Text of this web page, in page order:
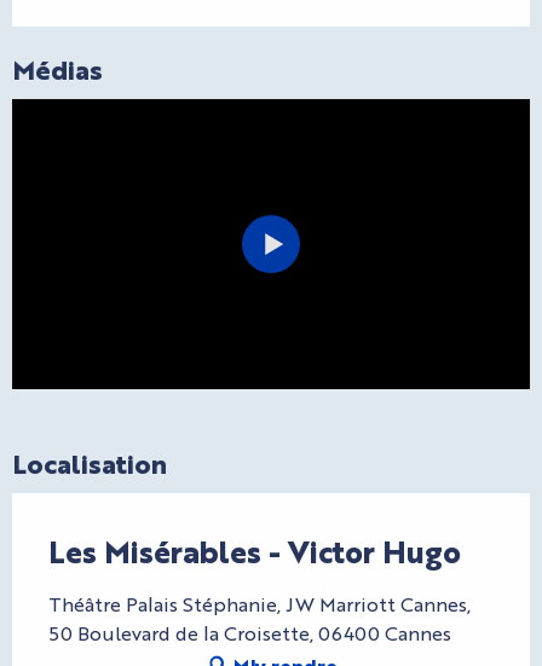
Médias
Localisation
Les Misérables - Victor Hugo
Théâtre Palais Stéphanie, JW Marriott Cannes,
50 Boulevard de la Croisette, 06400 Cannes